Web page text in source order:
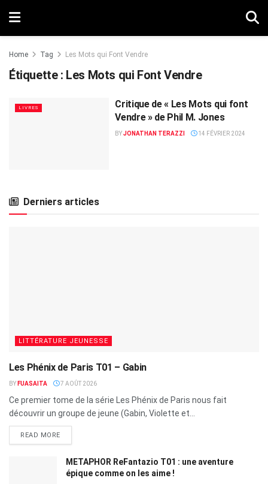
Home Tag Les Mots qui Font Vendre
Étiquette : Les Mots qui Font Vendre
LIVRES
Critique de « Les Mots qui font
Vendre » de Phil M. Jones
BYJONATHAN TERAZZI 14 FÉVRIER 2024
Derniers articles
LITTÉRATURE JEUNESSE
Les Phénix de Paris T01 – Gabin
BY FUASAITA 7 AOÛT 2026
Ce premier tome de la série Les Phénix de Paris nous fait
découvrir un groupe de jeune (Gabin, Violette et...
READ MORE
METAPHOR ReFantazio T01 : une aventure
épique comme on les aime !